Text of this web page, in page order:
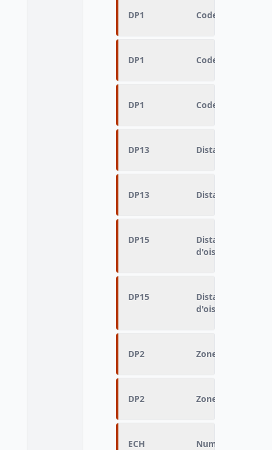
DP1 Code fichier = 3
DP1 Code fichier = 3
DP1 Code fichier = 3
DP13 Distance
DP13 Distance
DP15
Distance
d'oiseau
DP15
Distance
d'oiseau
DP2 Zone fine de
DP2 Zone fine de
ECH Numéro